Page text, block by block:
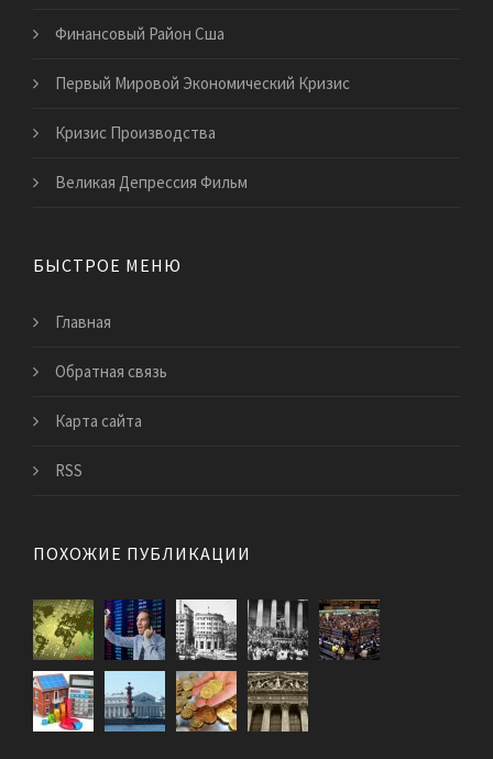
Финансовый Район Сша
Первый Мировой Экономический Кризис
Кризис Производства
Великая Депрессия Фильм
БЫСТРОЕ МЕНЮ
Главная
Обратная связь
Карта сайта
RSS
ПОХОЖИЕ ПУБЛИКАЦИИ